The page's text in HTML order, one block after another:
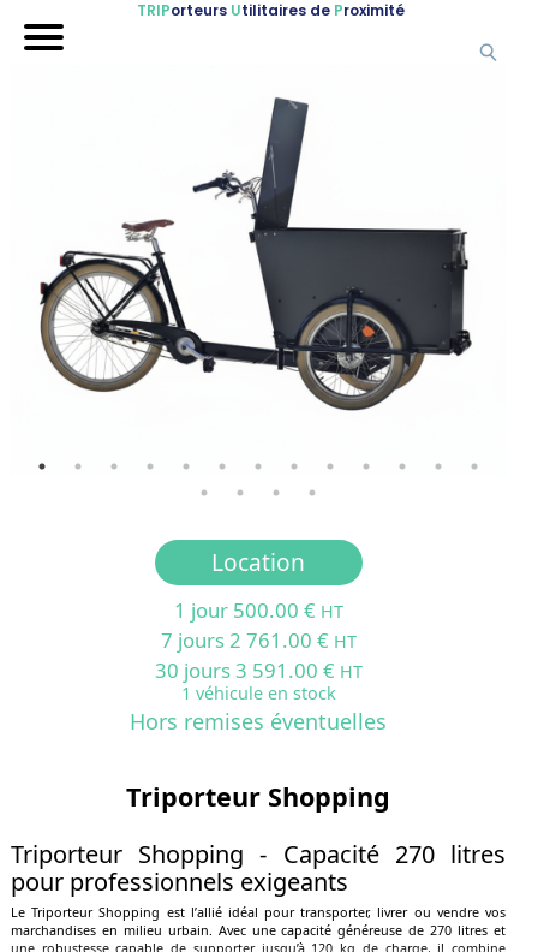
TRIPorteurs Utilitaires de Proximité
Nos véhicules
Références
Sur-mesure
Mariages
Blog
FAQ
A propos
Location
1 jour 500.00 € HT
7 jours 2 761.00 € HT
30 jours 3 591.00 € HT
1 véhicule en stock
Hors remises éventuelles
Triporteur Shopping
Triporteur Shopping - Capacité 270 litres
pour professionnels exigeants
Le Triporteur Shopping est l’allié idéal pour transporter, livrer ou vendre vos
marchandises en milieu urbain. Avec une capacité généreuse de 270 litres et
une robustesse capable de supporter jusqu’à 120 kg de charge, il combine